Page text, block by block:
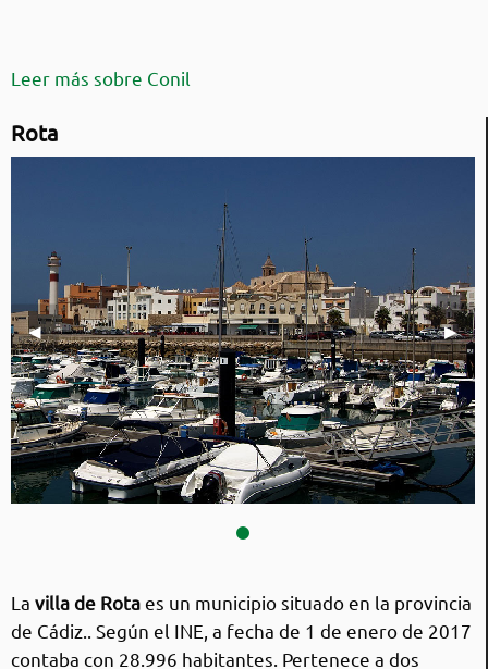
Leer más sobre Conil
Rota
Imagen anterior
◀︎ ▶︎
Rota
La villa de Rotaes un municipio situado en la provincia
de Cádiz.. Según el INE, a fecha de 1 de enero de 2017
contaba con 28.996 habitantes. Pertenece a dos